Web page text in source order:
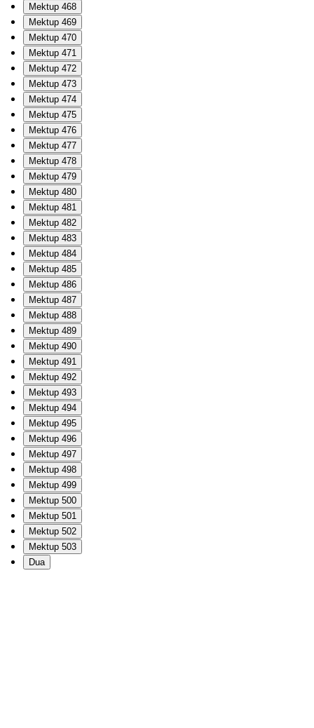
Mektup 468
Mektup 469
Mektup 470
Mektup 471
Mektup 472
Mektup 473
Mektup 474
Mektup 475
Mektup 476
Mektup 477
Mektup 478
Mektup 479
Mektup 480
Mektup 481
Mektup 482
Mektup 483
Mektup 484
Mektup 485
Mektup 486
Mektup 487
Mektup 488
Mektup 489
Mektup 490
Mektup 491
Mektup 492
Mektup 493
Mektup 494
Mektup 495
Mektup 496
Mektup 497
Mektup 498
Mektup 499
Mektup 500
Mektup 501
Mektup 502
Mektup 503
Dua